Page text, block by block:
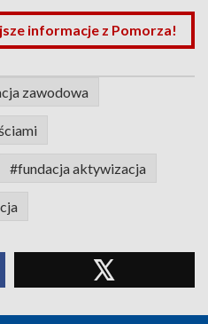
informacje z Pomorza!
zawodowa
#fundacja aktywizacja